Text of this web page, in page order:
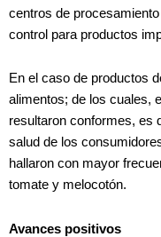
centros de
control para productos
En el caso de productos
alimentos; de los cuales,
resultaron conformes, es
salud de los
hallaron con mayor
tomate y melocotón.
Avances positivos